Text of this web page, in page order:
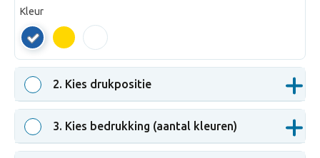
Kleur
blauw
2. Kies drukpositie
3. Kies bedrukking (aantal kleuren)